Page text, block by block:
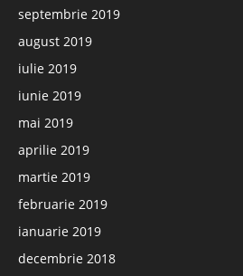
septembrie 2019
august 2019
iulie 2019
iunie 2019
mai 2019
aprilie 2019
martie 2019
februarie 2019
ianuarie 2019
decembrie 2018